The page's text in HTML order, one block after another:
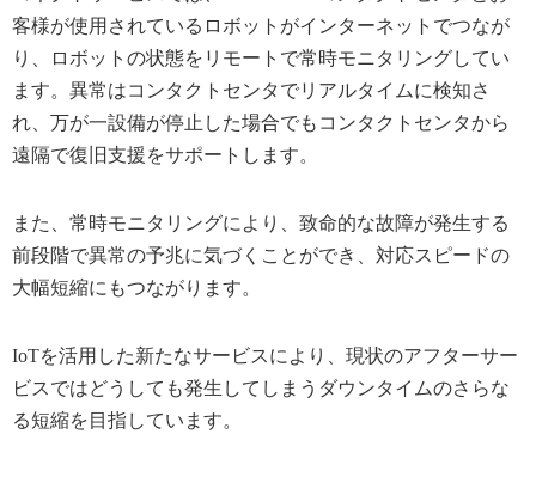
客様が使用されているロボットがインターネットでつなが
り、ロボットの状態をリモートで常時モニタリングしてい
ます。異常はコンタクトセンタでリアルタイムに検知さ
れ、万が一設備が停止した場合でもコンタクトセンタから
遠隔で復旧支援をサポートします。
また、常時モニタリングにより、致命的な故障が発生する
前段階で異常の予兆に気づくことができ、対応スピードの
大幅短縮にもつながります。
IoTを活用した新たなサービスにより、現状のアフターサー
ビスではどうしても発生してしまうダウンタイムのさらな
る短縮を目指しています。